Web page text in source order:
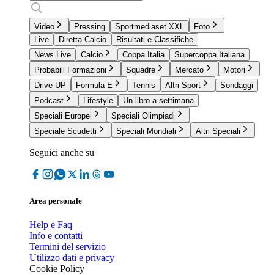
Video Pressing Sportmediaset XXL
Foto
Live
Diretta Calcio
Risultati e Classifiche
News Live
Calcio Coppa Italia
Supercoppa Italiana
Probabili Formazioni
Squadre Mercato
Motori
Drive UP
Formula E Tennis Altri Sport
Sondaggi
Podcast
Lifestyle
Un libro a settimana
Speciali Europei
Speciali Olimpiadi
Speciale Scudetti
Speciali Mondiali Altri Speciali
Seguici anche su
Area personale
Help e Faq
Info e contatti
Termini del servizio
Utilizzo dati e privacy
Cookie Policy